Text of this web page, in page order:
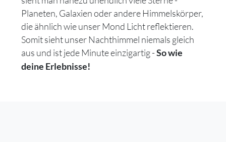
Planeten, Galaxien oder andere Himmelskörper,
die ähnlich wie unser Mond Licht reflektieren.
Somit sieht unser Nachthimmel niemals gleich
aus und ist jede Minute einzigartig -So wie
deine Erlebnisse!